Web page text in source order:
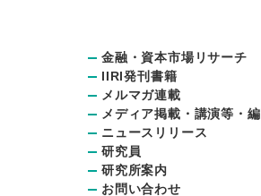
金融・資本市場リサーチ
IIRI発刊書籍
メルマガ連載
メディア掲載・講演等・
ニュースリリース
研究員
研究所案内
お問い合わせ